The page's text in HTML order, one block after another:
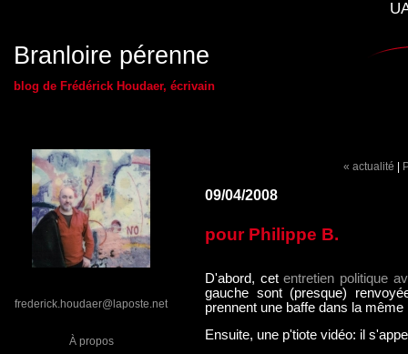
Branloire pérenne
blog de Frédérick Houdaer, écrivain
frederick.houdaer@laposte.net
À propos
« actualité |
09/04/2008
pour Philippe B.
D'abord, cetentretien politique
gauche sont (presque)
prennent une baffe dans la
Ensuite, une p'tiote vidéo: il